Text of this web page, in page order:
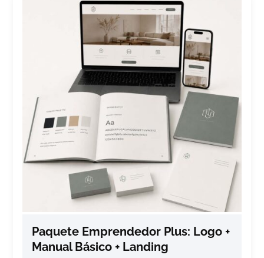
Paquete Emprendedor Plus: Logo +
Manual Básico + Landing